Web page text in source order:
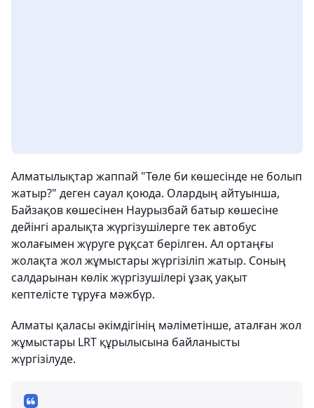
Алматылықтар жаппай "Төле би көшесінде не болып
жатыр?" деген сауал қоюда. Олардың айтуынша,
Байзақов көшесінен Наурызбай батыр көшесіне
дейінгі аралықта жүргізушілерге тек автобус
жолағымен жүруге рұқсат берілген. Ал ортаңғы
жолақта жол жұмыстары жүргізіліп жатыр. Соның
салдарынан көлік жүргізушілері ұзақ уақыт
кептелісте тұруға мәжбүр.
Алматы қаласы әкімдігінің мәліметінше, аталған жол
жұмыстары LRT құрылысына байланысты
жүргізілуде.